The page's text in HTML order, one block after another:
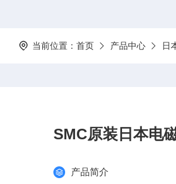
当前位置： 首页 产品中心 日
SMC原装日本电
产品简介